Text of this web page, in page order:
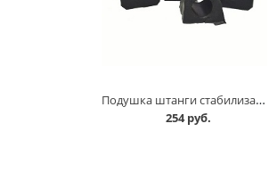
Подушка штанги стабилизатора 2121 комплект Балаково в Кургане
254 руб.